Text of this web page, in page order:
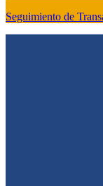
Seguimiento de